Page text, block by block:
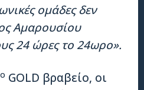
ομάδες δεν
Αμαρουσίου
24 ώρες το 24ωρο».
ο GOLD βραβείο, οι